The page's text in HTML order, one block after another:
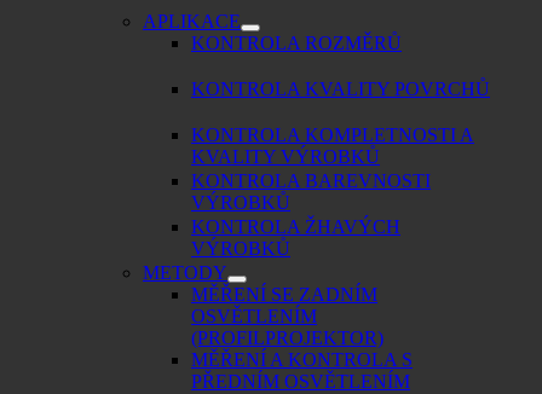
APLIKACE
KONTROLA ROZMĚRŮ
KONTROLA KVALITY POVRCHŮ
KONTROLA KOMPLETNOSTI A
KVALITY VÝROBKŮ
KONTROLA BAREVNOSTI
VÝROBKŮ
KONTROLA ŽHAVÝCH
VÝROBKŮ
METODY
MĚŘENÍ SE ZADNÍM
OSVĚTLENÍM
(PROFILPROJEKTOR)
MĚŘENÍ A KONTROLA S
PŘEDNÍM OSVĚTLENÍM